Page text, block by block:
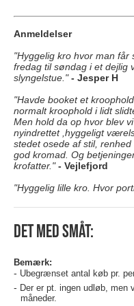
Anmeldelser
"Hyggelig kro hvor man får
fredag til søndag i et dejlig
slyngelstue." - Jesper H
"Havde booket et
normalt kroophold i lidt
Men hold da op hvor blev
nyindrettet ,hyggeligt
stedet osede af stil,
god kromad. Og
krofatter."- Vejlefjord
"Hyggelig lille kro. Hvor
Det med småt:
Bemærk:
Ubegrænset antal køb pr.
Der er pt. ingen udløb, men
måneder.